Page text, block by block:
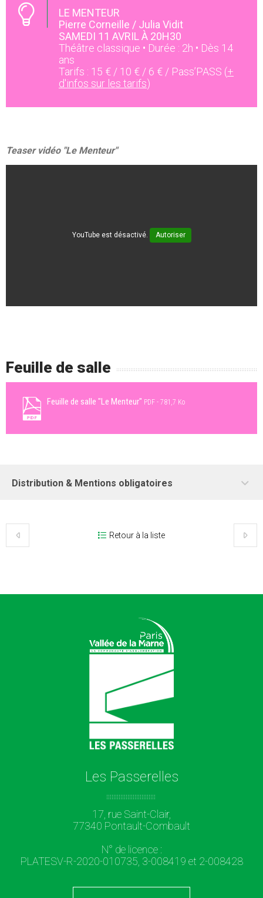
LE MENTEUR
Pierre Corneille / Julia Vidit
SAMEDI 11 AVRIL À 20H30
Théâtre classique • Durée : 2h • Dès 14
ans
Tarifs : 15 € / 10 € / 6 € / Pass’PASS (+
d'infos sur les tarifs)
Teaser vidéo "Le Menteur"
YouTube est désactivé. Autoriser
Feuille de salle
Feuille de salle "Le Menteur" PDF 781,7 Ko
Distribution & Mentions obligatoires
Retour à la liste
Les Passerelles
17, rue Saint-Clair,
77340 Pontault-Combault
N° de licence :
PLATESV-R-2020-010735, 3-008419 et 2-008428